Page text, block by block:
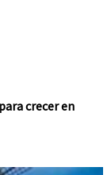
crecer en